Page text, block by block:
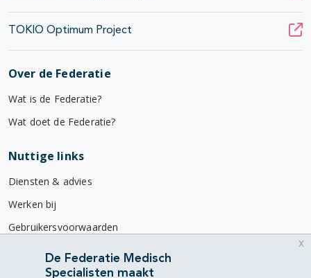
TOKIO Optimum Project
Over de Federatie
Wat is de Federatie?
Wat doet de Federatie?
Nuttige links
Diensten & advies
Werken bij
Gebruikersvoorwaarden
Privacyverklaring
De Federatie Medisch
Specialisten maakt
x